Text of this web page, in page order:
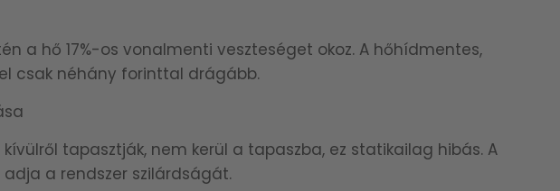
a hő 17%-os vonalmenti veszteséget okoz. A hőhídmentes,
csak néhány forinttal drágább.
tapasztják, nem kerül a tapaszba, ez statikailag hibás. A
a rendszer szilárdságát.